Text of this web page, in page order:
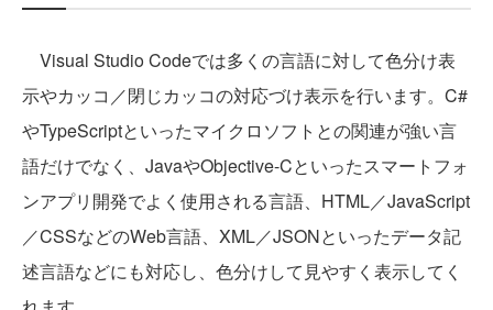
Visual Studio Codeでは多くの言語に対して色分け表
示やカッコ／閉じカッコの対応づけ表示を行います。C#
やTypeScriptといったマイクロソフトとの関連が強い言
語だけでなく、JavaやObjective-Cといったスマートフォ
ンアプリ開発でよく使用される言語、HTML／JavaScript
／CSSなどのWeb言語、XML／JSONといったデータ記
述言語などにも対応し、色分けして見やすく表示してく